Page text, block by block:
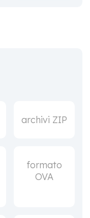
archivi ZIP
formato
OVA